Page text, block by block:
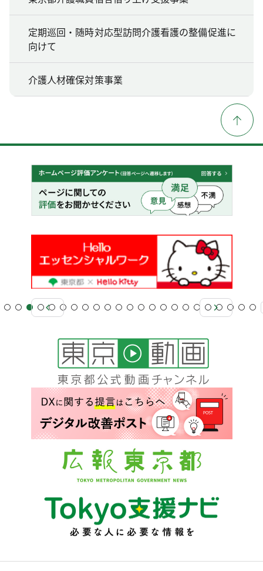
定期巡回・随時対応型訪問介護看護の整備促進に
向けて
介護人材確保対策事業